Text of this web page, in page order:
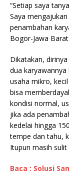
“Setiap saya
Saya
penambahan
Bogor-Jawa
Dikatakan,
dua
usaha mikro,
bisa
kondisi normal,
jika ada
kedelai hingga
tempe dan tahu,
Itupun masih
Baca : Solusi